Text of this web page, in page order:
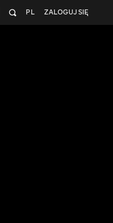
ZALOGUJ SIĘ
PL